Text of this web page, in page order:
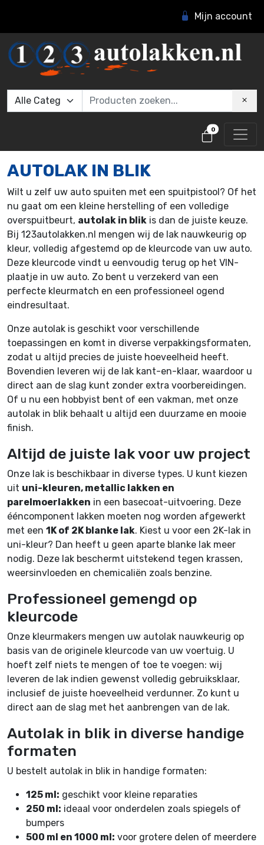
Mijn account
0
AUTOLAK IN BLIK
Wilt u zelf uw auto spuiten met een spuitpistool? Of het
nu gaat om een kleine herstelling of een volledige
overspuitbeurt, autolak in blik is dan de juiste keuze.
Bij 123autolakken.nl mengen wij de lak nauwkeurig op
kleur, volledig afgestemd op de kleurcode van uw auto.
Deze kleurcode vindt u eenvoudig terug op het VIN-
plaatje in uw auto. Zo bent u verzekerd van een
perfecte kleurmatch en een professioneel ogend
eindresultaat.
Onze autolak is geschikt voor verschillende
toepassingen en komt in diverse verpakkingsformaten,
zodat u altijd precies de juiste hoeveelheid heeft.
Bovendien leveren wij de lak kant-en-klaar, waardoor u
direct aan de slag kunt zonder extra voorbereidingen.
Of u nu een hobbyist bent of een vakman, met onze
autolak in blik behaalt u altijd een duurzame en mooie
finish.
Altijd de juiste lak voor uw project
Onze lak is beschikbaar in diverse types. U kunt kiezen
uit uni-kleuren, metallic lakken en
parelmoerlakken in een basecoat-uitvoering. Deze
ééncomponent lakken moeten nog worden afgewerkt
met een 1K of 2K blanke lak. Kiest u voor een 2K-lak in
uni-kleur? Dan heeft u geen aparte blanke lak meer
nodig. Deze lak beschermt uitstekend tegen krassen,
weersinvloeden en chemicaliën zoals benzine.
Professioneel gemengd op
kleurcode
Onze kleurmakers mengen uw autolak nauwkeurig op
basis van de originele kleurcode van uw voertuig. U
hoeft zelf niets te mengen of toe te voegen: wij
leveren de lak indien gewenst volledig gebruiksklaar,
inclusief de juiste hoeveelheid verdunner. Zo kunt u
direct aan de slag met het aanbrengen van de lak.
Autolak in blik in diverse handige
formaten
U bestelt autolak in blik in handige formaten:
125 ml: geschikt voor kleine reparaties
250 ml: ideaal voor onderdelen zoals spiegels of
bumpers
500 ml en 1000 ml: voor grotere delen of meerdere